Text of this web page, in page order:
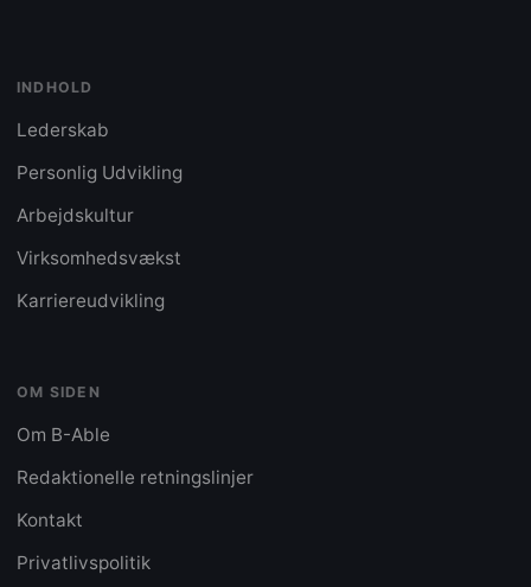
INDHOLD
Lederskab
Personlig Udvikling
Arbejdskultur
Virksomhedsvækst
Karriereudvikling
OM SIDEN
Om B-Able
Redaktionelle retningslinjer
Kontakt
Privatlivspolitik